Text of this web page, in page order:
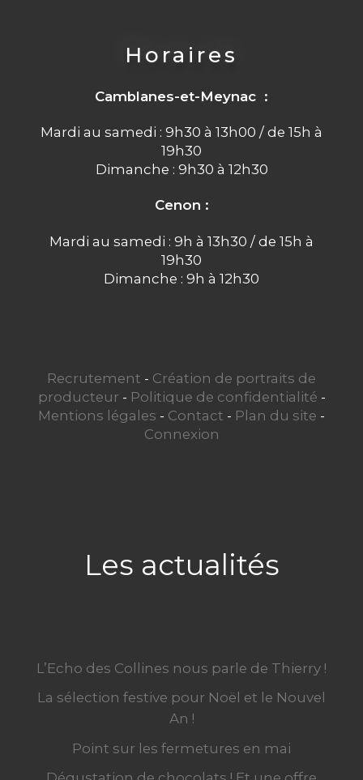
Horaires
Camblanes-et-Meynac :
Mardi au samedi : 9h30 à 13h00 / de 15h à
19h30
Dimanche : 9h30 à 12h30
Cenon :
Mardi au samedi : 9h à 13h30 / de 15h à
19h30
Dimanche : 9h à 12h30
Recrutement - Création de portraits de
producteur - Politique de confidentialité -
Mentions légales - Contact - Plan du site -
Connexion
Les actualités
L’Echo des Collines nous parle de Thierry !
La sélection festive pour Noël et le Nouvel
An !
Point sur les fermetures en mai